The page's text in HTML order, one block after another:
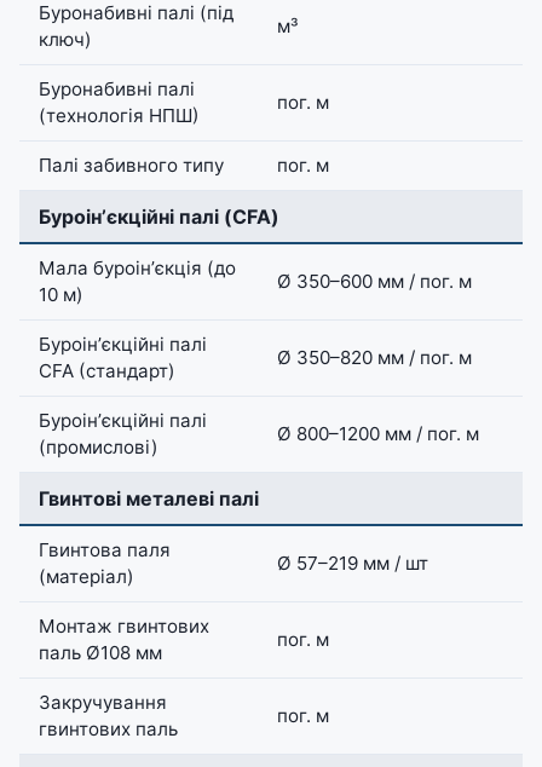
Буронабивні палі (під
ключ)
м³
Буронабивні палі
(технологія НПШ)
пог. м
Палі забивного типу пог. м
Буроінʼєкційні палі (CFA)
Мала буроінʼєкція (до
10 м)
Ø 350–600 мм / пог. м
Буроінʼєкційні палі
CFA (стандарт)
Ø 350–820 мм / пог. м
Буроінʼєкційні палі
(промислові)
Ø 800–1200 мм / пог. м
Гвинтові металеві палі
Гвинтова паля
(матеріал)
Ø 57–219 мм / шт
Монтаж гвинтових
паль Ø108 мм
пог. м
Закручування
гвинтових паль
пог. м